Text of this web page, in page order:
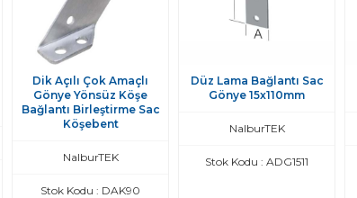
Dik Açılı Çok Amaçlı
Gönye Yönsüz Köşe
Bağlantı Birleştirme Sac
Köşebent
NalburTEK
Stok Kodu : DAK90
Düz Lama Bağlantı Sac
Gönye 15x110mm
NalburTEK
Stok Kodu : ADG1511